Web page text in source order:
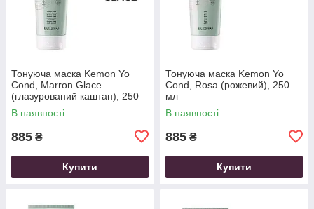
Тонуюча маска Kemon Yo
Cond, Marron Glace
(глазурований каштан), 250
мл
В наявності
885 ₴
Купити
Тонуюча маска Kemon Yo
Cond, Rosa (рожевий), 250
мл
В наявності
885 ₴
Купити